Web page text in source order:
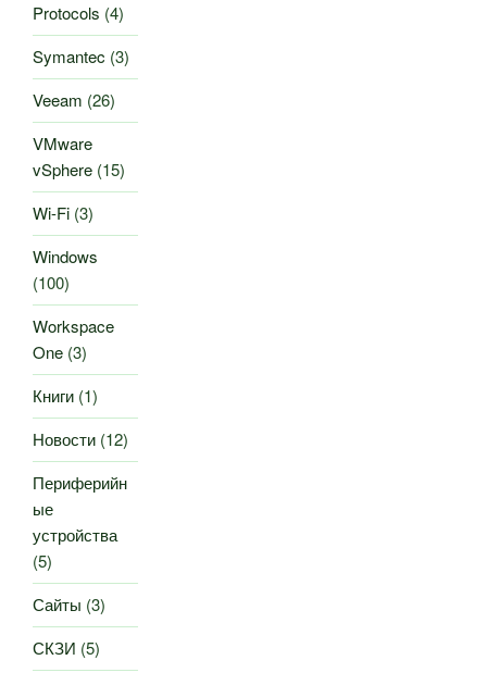
Protocols (4)
Symantec (3)
Veeam (26)
VMware
vSphere (15)
Wi-Fi (3)
Windows
(100)
Workspace
One (3)
Книги (1)
Новости (12)
Периферийн
ые
устройства
(5)
Сайты (3)
СКЗИ (5)